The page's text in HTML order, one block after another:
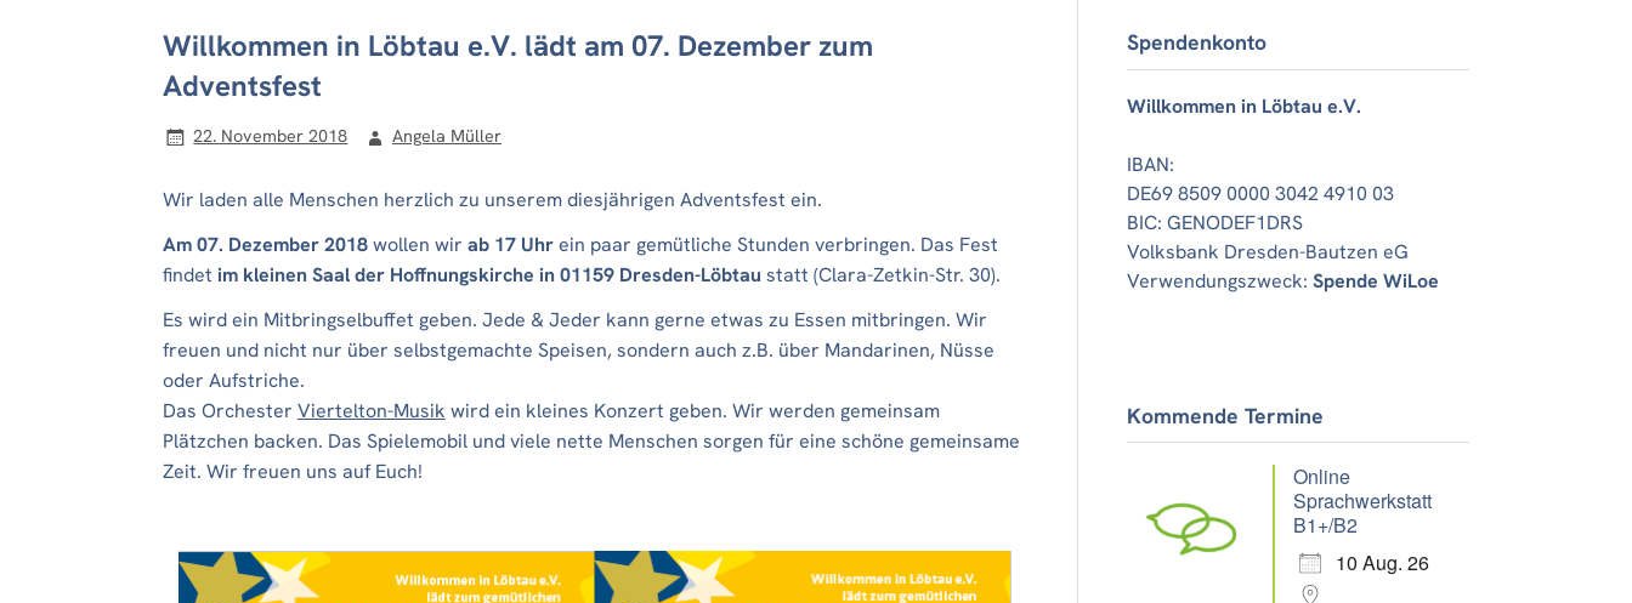
Willkommen in Löbtau e.V. lädt am 07. Dezember zum
Adventsfest
22. November 2018 Angela Müller
Wir laden alle Menschen herzlich zu unserem diesjährigen Adventsfest ein.
Am 07. Dezember 2018wollen wir ab 17 Uhrein paar gemütliche Stunden verbringen. Das Fest
findet im kleinen Saal der Hoffnungskirche in 01159 Dresden-Löbtau statt (Clara-Zetkin-Str. 30).
Es wird ein Mitbringselbuffet geben. Jede & Jeder kann gerne etwas zu Essen mitbringen. Wir
freuen und nicht nur über selbstgemachte Speisen, sondern auch z.B. über Mandarinen, Nüsse
oder Aufstriche.
Das Orchester Viertelton-Musik wird ein kleines Konzert geben. Wir werden gemeinsam
Plätzchen backen. Das Spielemobil und viele nette Menschen sorgen für eine schöne gemeinsame
Zeit. Wir freuen uns auf Euch!
Spendenkonto
Willkommen in Löbtau e.V.
IBAN:
DE69 8509 0000 3042 4910 03
BIC: GENODEF1DRS
Volksbank Dresden-Bautzen eG
Verwendungszweck:Spende WiLoe
Kommende Termine
Online
Sprachwerkstatt
B1+/B2
10 Aug. 26